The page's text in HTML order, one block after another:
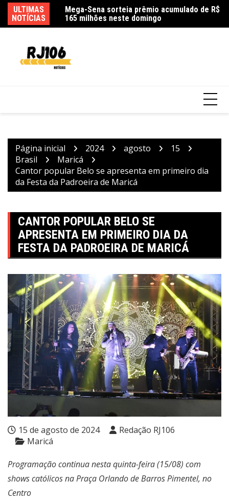
para
o
ULTIMAS
NOTÍCIAS
na queda de
e filha
Mega-Sena sorteia prêmio acumulado de R$
165 milhões neste domingo
Página inicial 2024 agosto
15
Brasil
Maricá
Cantor popular Belo se apresenta em primeiro dia
da Festa da Padroeira de Maricá
CANTOR POPULAR BELO SE
APRESENTA EM PRIMEIRO DIA DA
FESTA DA PADROEIRA DE MARICÁ
15 de agosto de 2024
Redação RJ106
Maricá
Programação continua nesta quinta-feira (15/08) com
shows católicos na Praça Orlando de Barros Pimentel, no
Centro